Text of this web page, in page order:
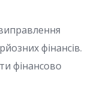
фінансів.
фінансово